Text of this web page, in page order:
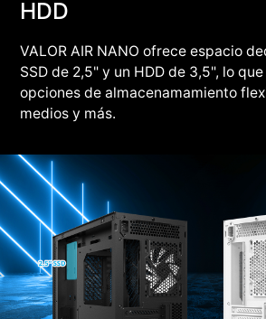
HDD
VALOR AIR NANO ofrece espacio
SSD de 2,5" y un HDD de 3,5", lo
opciones de almacenamamiento
medios y más.